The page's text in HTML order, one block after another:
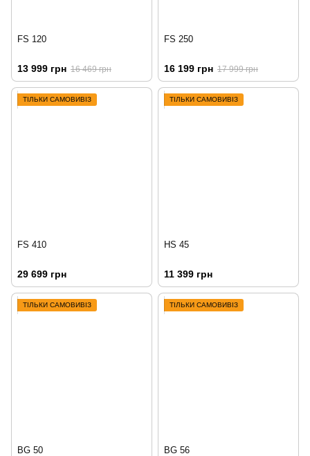
FS 120
13 999 грн 16 469 грн
FS 250
16 199 грн 17 999 грн
ТІЛЬКИ САМОВИВІЗ
FS 410
29 699 грн
ТІЛЬКИ САМОВИВІЗ
HS 45
11 399 грн
ТІЛЬКИ САМОВИВІЗ
BG 50
ТІЛЬКИ САМОВИВІЗ
BG 56